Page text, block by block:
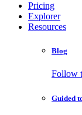
Pricing
Explorer
Resources
Blog
Follow
Guided